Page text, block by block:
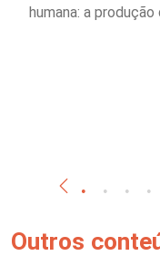
humana: a produção
Outros